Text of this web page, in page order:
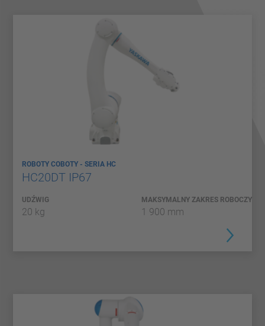
ROBOTY COBOTY - SERIA HC
HC20DT IP67
UDŹWIG
20 kg
MAKSYMALNY ZAKRES ROBOCZY
1 900 mm